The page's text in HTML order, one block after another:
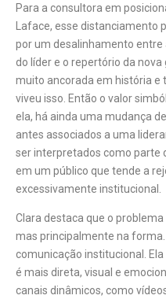
Para a consultora em
Laface, esse distanciamento
por um desalinhamento
do líder e o repertório da nova
muito ancorada em história e
viveu isso. Então o valor
ela, há ainda uma mudança
antes associados a uma
ser interpretados como parte
em um público que tende a
excessivamente institucional.
Clara destaca que o
mas principalmente na
comunicação institucional.
é mais direta, visual e
canais dinâmicos, como